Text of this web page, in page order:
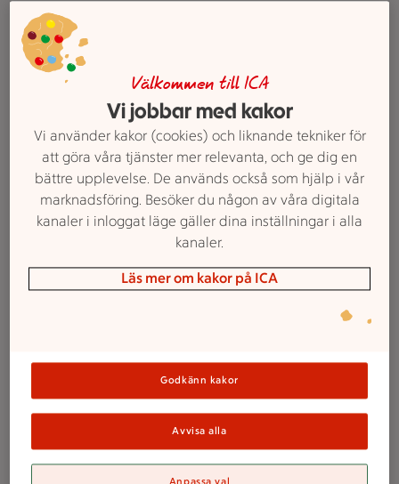
50-talets Sverige
På 50-talet är Sverige på uppsving,
levnadsstandarden höjs och industrin blomstrar.
1951 får vi en tredje semestervecka som många
spenderar i sommarstugan. För dem med lite mer
pengar väntar en charterresa till det nya
Allt fler kvinnor kommer ut i arbetslivet och får
när skafferiet fylls med hel- och halvfabrikat och
Frysta varor är nytt i butikerna, och spenat och
blomkål blir storsäljare. Efterrätten är fortfarande
en viktig komponent, och det är inte ovanligt att
avsluta både lunch och middag med något sött.
Välkommen till ICA
Vi jobbar med kakor
Vi använder kakor (cookies) och liknande tekniker för
att göra våra tjänster mer relevanta, och ge dig en
bättre upplevelse. De används också som hjälp i vår
marknadsföring. Besöker du någon av våra digitala
kanaler i inloggat läge gäller dina inställningar i alla
kanaler.
Läs mer om kakor på ICA
Godkänn kakor
Avvisa alla
Anpassa val